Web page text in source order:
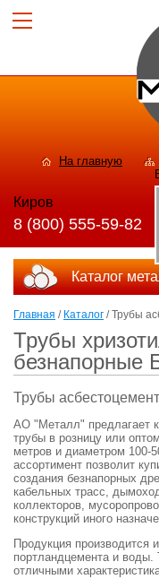
На главную
Киров
8 (800) 555-59-82
Каталог
Главная / Каталог / Трубы
Трубы
безнапорные
Трубы
АО "Металл" предлагает
трубы в розницу или
метров и диаметром
ассортимент позволит
создания безнапорных
кабельных трасс,
коллекторов,
конструкций иного
Продукция производится
портландцемента и
отличными